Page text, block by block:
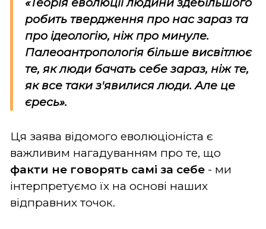
робить твердження про нас зараз та
про ідеологію, ніж про минуле.
Палеоантропологія більше висвітлює
те, як люди бачать себе зараз, ніж те,
як все таки з'явилися люди. Але це
єресь».
Ця заява відомого еволюціоніста є
важливим нагадуванням про те, що
факти не говорять самі за себе - ми
інтерпретуємо їх на основі наших
відправних точок.